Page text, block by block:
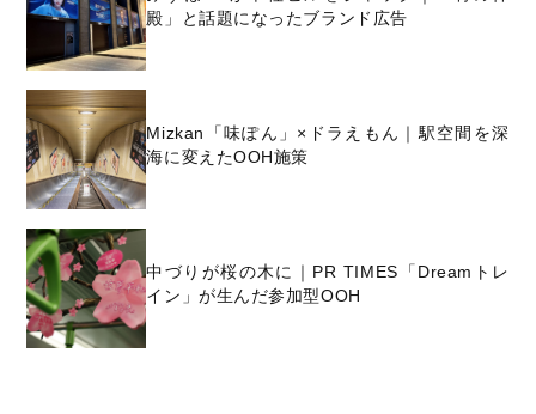
殿」と話題になったブランド広告
Mizkan「味ぽん」×ドラえもん｜駅空間を深
海に変えたOOH施策
中づりが桜の木に｜PR TIMES「Dreamトレ
イン」が生んだ参加型OOH